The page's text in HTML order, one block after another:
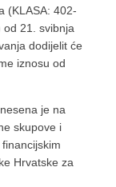
(KLASA: 402-
21. svibnja
dodijelit će
iznosu od
je na
skupove i
Hrvatske za